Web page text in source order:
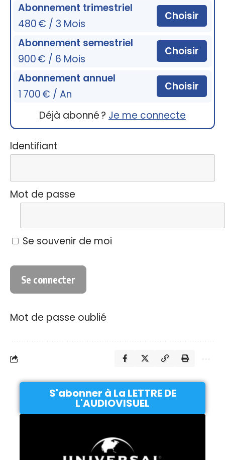
Abonnement trimestriel
480 € / 3 Mois
Choisir
Abonnement semestriel
900 € / 6 Mois
Choisir
Abonnement annuel
1 700 € / An
Choisir
Déjà abonné ? Je me connecte
Identifiant
Mot de passe
Se souvenir de moi
Mot de passe oublié
S'abonner à La LETTRE DE
L'AUDIOVISUEL